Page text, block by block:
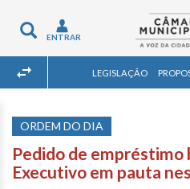
Toggle
navigation
ENTRAR
LEGISLAÇÃO
ORDEM DO DIA
Pedido de empréstimo
Executivo em pauta